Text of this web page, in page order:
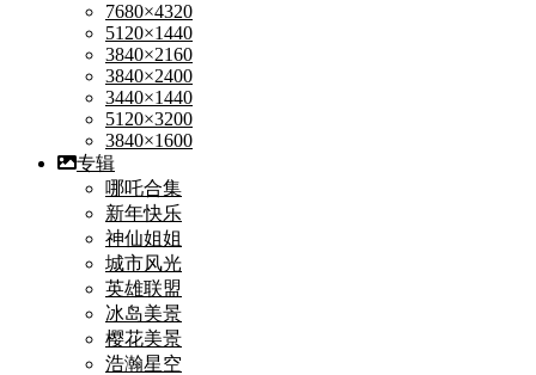
7680×4320
5120×1440
3840×2160
3840×2400
3440×1440
5120×3200
3840×1600
专辑
哪吒合集
新年快乐
神仙姐姐
城市风光
英雄联盟
冰岛美景
樱花美景
浩瀚星空